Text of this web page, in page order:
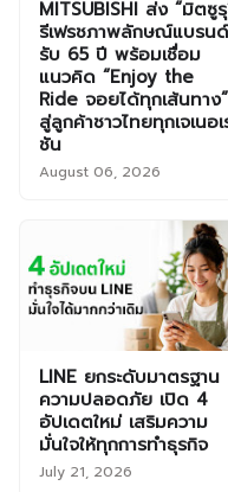
MITSUBISHI ส่ง “มิตซู
รีเฟรชภาพลักษณ์แบรนด์
รับ 65 ปี พร้อมเชื่อม
แนวคิด “Enjoy the
Ride จอยได้ทุกเส้นทาง”
สู่ลูกค้าชาวไทยทุกเจเนอเ
ชัน
August 06, 2026
LINE ยกระดับมาตรฐาน
ความปลอดภัย เปิด 4
อัปเดตใหม่ เสริมความ
มั่นใจให้ทุกการทำธุรกิจ
July 21, 2026